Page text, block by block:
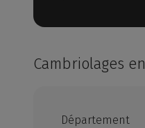
Cambriolages
Département